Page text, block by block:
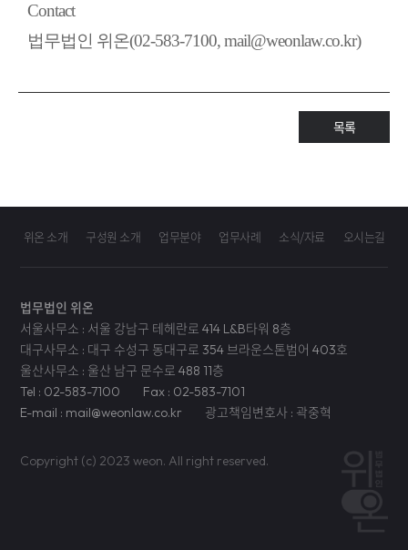
Contact
법무법인 위온(02-583-7100, mail@weonlaw.co.kr)
목록
위온 소개 구성원 소개 업무분야 업무사례 소식/자료 오시는길
법무법인 위온
서울사무소 : 서울 강남구 테헤란로 414 L&B타워 8층
대구사무소 : 대구 수성구 동대구로 354 브라운스톤범어 403호
울산사무소 : 울산 남구 문수로 488 11층
Tel : 02-583-7100
Fax : 02-583-7101
E-mail : mail@weonlaw.co.kr
광고책임변호사 : 곽중혁
Copyright (c) 2023 weon. All right reserved.